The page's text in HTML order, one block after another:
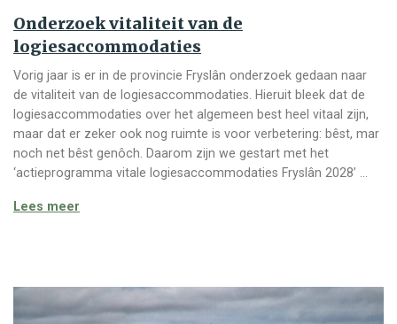
Onderzoek vitaliteit van de
logiesaccommodaties
Vorig jaar is er in de provincie Fryslân onderzoek gedaan naar
de vitaliteit van de logiesaccommodaties. Hieruit bleek dat de
logiesaccommodaties over het algemeen best heel vitaal zijn,
maar dat er zeker ook nog ruimte is voor verbetering: bêst, mar
noch net bêst genôch. Daarom zijn we gestart met het
‘actieprogramma vitale logiesaccommodaties Fryslân 2028’ …
Lees meer